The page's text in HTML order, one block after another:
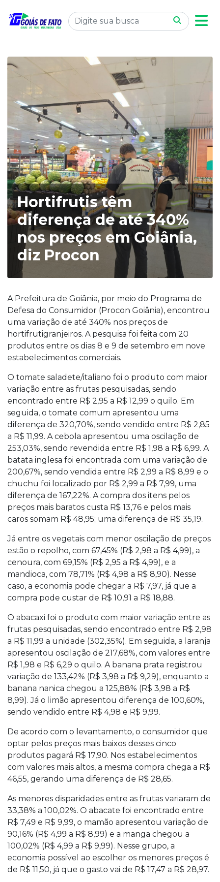
Hortifrutis têm
diferença de até 340%
nos preços em Goiânia,
diz Procon
A Prefeitura de Goiânia, por meio do Programa de
Defesa do Consumidor (Procon Goiânia), encontrou
uma variação de até 340% nos preços de
hortifrutigranjeiros. A pesquisa foi feita com 20
produtos entre os dias 8 e 9 de setembro em nove
estabelecimentos comerciais.
O tomate saladete/italiano foi o produto com maior
variação entre as frutas pesquisadas, sendo
encontrado entre R$ 2,95 a R$ 12,99 o quilo. Em
seguida, o tomate comum apresentou uma
diferença de 320,70%, sendo vendido entre R$ 2,85
a R$ 11,99. A cebola apresentou uma oscilação de
253,03%, sendo revendida entre R$ 1,98 a R$ 6,99. A
batata inglesa foi encontrada com uma variação de
200,67%, sendo vendida entre R$ 2,99 a R$ 8,99 e o
chuchu foi localizado por R$ 2,99 a R$ 7,99, uma
diferença de 167,22%. A compra dos itens pelos
preços mais baratos custa R$ 13,76 e pelos mais
caros somam R$ 48,95; uma diferença de R$ 35,19.
Já entre os vegetais com menor oscilação de preços
estão o repolho, com 67,45% (R$ 2,98 a R$ 4,99), a
cenoura, com 69,15% (R$ 2,95 a R$ 4,99), e a
mandioca, com 78,71% (R$ 4,98 a R$ 8,90). Nesse
caso, a economia pode chegar a R$ 7,97, já que a
compra pode custar de R$ 10,91 a R$ 18,88.
O abacaxi foi o produto com maior variação entre as
frutas pesquisadas, sendo encontrado entre R$ 2,98
a R$ 11,99 a unidade (302,35%). Em seguida, a laranja
apresentou oscilação de 217,68%, com valores entre
R$ 1,98 e R$ 6,29 o quilo. A banana prata registrou
variação de 133,42% (R$ 3,98 a R$ 9,29), enquanto a
banana nanica chegou a 125,88% (R$ 3,98 a R$
8,99). Já o limão apresentou diferença de 100,60%,
sendo vendido entre R$ 4,98 e R$ 9,99.
De acordo com o levantamento, o consumidor que
optar pelos preços mais baixos desses cinco
produtos pagará R$ 17,90. Nos estabelecimentos
com valores mais altos, a mesma compra chega a R$
46,55, gerando uma diferença de R$ 28,65.
As menores disparidades entre as frutas variaram de
33,38% a 100,02%. O abacate foi encontrado entre
R$ 7,49 e R$ 9,99, o mamão apresentou variação de
90,16% (R$ 4,99 a R$ 8,99) e a manga chegou a
100,02% (R$ 4,99 a R$ 9,99). Nesse grupo, a
economia possível ao escolher os menores preços é
de R$ 11,50, já que o gasto vai de R$ 17,47 a R$ 28,97.